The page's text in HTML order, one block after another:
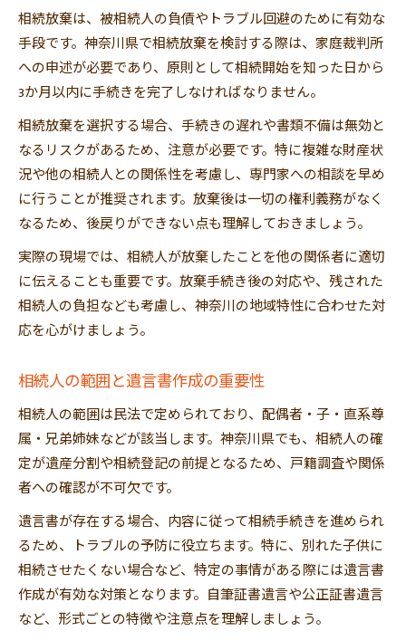
相続放棄は、被相続人の負債やトラブル回避のために有効な
手段です。神奈川県で相続放棄を検討する際は、家庭裁判所
への申述が必要であり、原則として相続開始を知った日から
3か月以内に手続きを完了しなければなりません。
相続放棄を選択する場合、手続きの遅れや書類不備は無効と
なるリスクがあるため、注意が必要です。特に複雑な財産状
況や他の相続人との関係性を考慮し、専門家への相談を早め
に行うことが推奨されます。放棄後は一切の権利義務がなく
なるため、後戻りができない点も理解しておきましょう。
実際の現場では、相続人が放棄したことを他の関係者に適切
に伝えることも重要です。放棄手続き後の対応や、残された
相続人の負担なども考慮し、神奈川の地域特性に合わせた対
応を心がけましょう。
相続人の範囲と遺言書作成の重要性
相続人の範囲は民法で定められており、配偶者・子・直系尊
属・兄弟姉妹などが該当します。神奈川県でも、相続人の確
定が遺産分割や相続登記の前提となるため、戸籍調査や関係
者への確認が不可欠です。
遺言書が存在する場合、内容に従って相続手続きを進められ
るため、トラブルの予防に役立ちます。特に、別れた子供に
相続させたくない場合など、特定の事情がある際には遺言書
作成が有効な対策となります。自筆証書遺言や公正証書遺言
など、形式ごとの特徴や注意点を理解しましょう。